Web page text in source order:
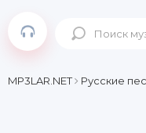
MP3LAR.NET Русские